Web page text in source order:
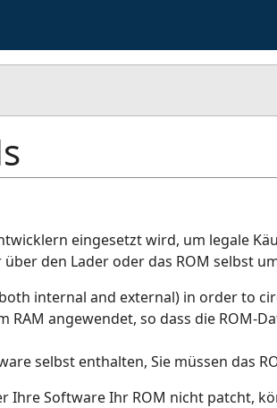
eingesetzt wird, um legale
den Lader oder das ROM selbst
internal and external) in order to
RAM angewendet, so dass die ROM-
selbst enthalten, Sie müssen das
Ihre Software Ihr ROM nicht patcht,